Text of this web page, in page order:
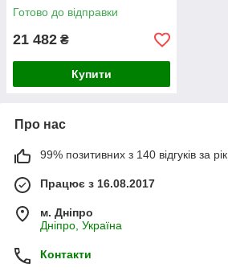
Готово до відправки
21 482 ₴
Купити
Про нас
99% позитивних з 140 відгуків за рік
Працює з 16.08.2017
м. Дніпро
Дніпро, Україна
Контакти